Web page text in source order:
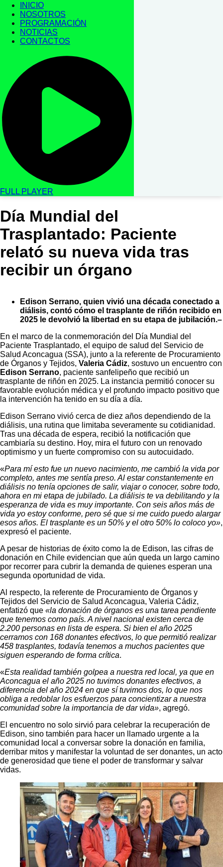
INICIO
NOSOTROS
PROGRAMACIÓN
NOTICIAS
CONTACTOS
FULL PLAYER
Día Mundial del
Trasplantado: Paciente
relató su nueva vida tras
recibir un órgano
Edison Serrano, quien vivió una década conectado a
diálisis, contó cómo el trasplante de riñón recibido en
2025 le devolvió la libertad en su etapa de jubilación.–
En el marco de la conmemoración del Día Mundial del
Paciente Trasplantado, el equipo de salud del Servicio de
Salud Aconcagua (SSA), junto a la referente de Procuramiento
de Órganos y Tejidos, Valeria Cádiz, sostuvo un encuentro con
Edison Serrano, paciente sanfelipeño que recibió un
trasplante de riñón en 2025. La instancia permitió conocer su
favorable evolución médica y el profundo impacto positivo que
la intervención ha tenido en su día a día.
Edison Serrano vivió cerca de diez años dependiendo de la
diálisis, una rutina que limitaba severamente su cotidianidad.
Tras una década de espera, recibió la notificación que
cambiaría su destino. Hoy, mira el futuro con un renovado
optimismo y un fuerte compromiso con su autocuidado.
«Para mí esto fue un nuevo nacimiento, me cambió la vida por
completo, antes me sentía preso. Al estar constantemente en
diálisis no tenía opciones de salir, viajar o conocer, sobre todo,
ahora en mi etapa de jubilado. La diálisis te va debilitando y la
esperanza de vida es muy importante. Con seis años más de
vida yo estoy conforme, pero sé que si me cuido puedo alargar
esos años. El trasplante es un 50% y el otro 50% lo coloco yo»,
expresó el paciente.
A pesar de historias de éxito como la de Edison, las cifras de
donación en Chile evidencian que aún queda un largo camino
por recorrer para cubrir la demanda de quienes esperan una
segunda oportunidad de vida.
Al respecto, la referente de Procuramiento de Órganos y
Tejidos del Servicio de Salud Aconcagua, Valeria Cádiz,
enfatizó que «la donación de órganos es una tarea pendiente
que tenemos como país. A nivel nacional existen cerca de
2.200 personas en lista de espera. Si bien el año 2025
cerramos con 168 donantes efectivos, lo que permitió realizar
458 trasplantes, todavía tenemos a muchos pacientes que
siguen esperando de forma crítica.
«Esta realidad también golpea a nuestra red local, ya que en
Aconcagua el año 2025 no tuvimos donantes efectivos, a
diferencia del año 2024 en que sí tuvimos dos, lo que nos
obliga a redoblar los esfuerzos para concientizar a nuestra
comunidad sobre la importancia de dar vida», agregó.
El encuentro no solo sirvió para celebrar la recuperación de
Edison, sino también para hacer un llamado urgente a la
comunidad local a conversar sobre la donación en familia,
derribar mitos y manifestar la voluntad de ser donantes, un acto
de generosidad que tiene el poder de transformar y salvar
vidas.